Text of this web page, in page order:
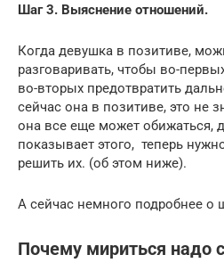
Шаг 3. Выяснение отношений.
Когда девушка в позитиве,
разговаривать, чтобы во-
во-вторых предотвратить
сейчас она в позитиве, это не
она все еще может обижаться,
показывает этого, теперь
решить их. (об этом ниже).
А сейчас немного подробнее о
Почему мириться надо